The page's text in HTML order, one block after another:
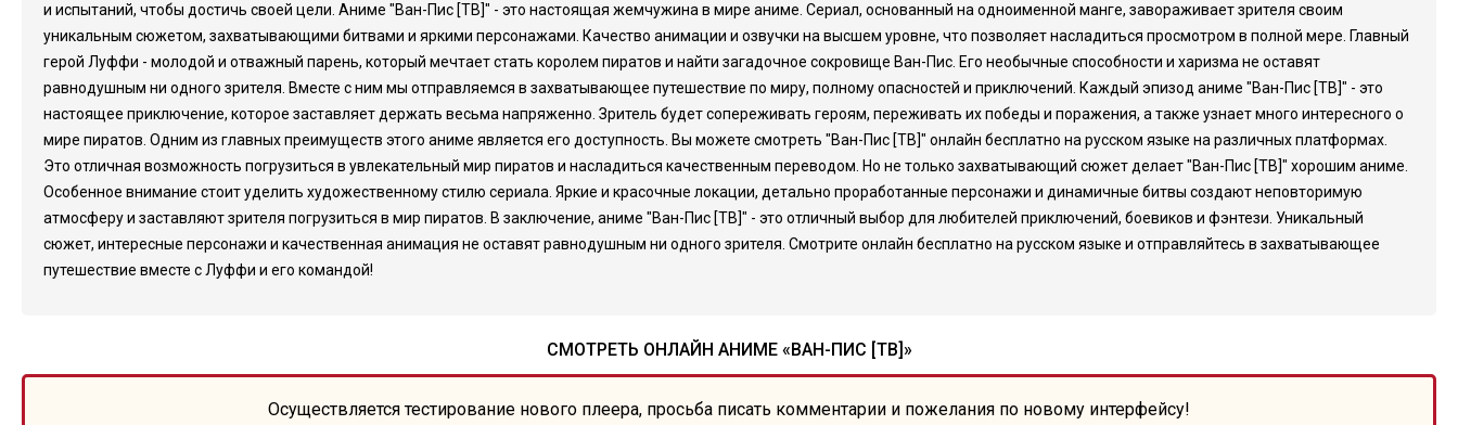
и испытаний, чтобы достичь своей цели. Аниме "Ван-Пис [ТВ]" - это настоящая жемчужина в мире аниме. Сериал, основанный на одноименной манге, завораживает зрителя своим
уникальным сюжетом, захватывающими битвами и яркими персонажами. Качество анимации и озвучки на высшем уровне, что позволяет насладиться просмотром в полной мере. Главный
герой Луффи - молодой и отважный парень, который мечтает стать королем пиратов и найти загадочное сокровище Ван-Пис. Его необычные способности и харизма не оставят
равнодушным ни одного зрителя. Вместе с ним мы отправляемся в захватывающее путешествие по миру, полному опасностей и приключений. Каждый эпизод аниме "Ван-Пис [ТВ]" - это
настоящее приключение, которое заставляет держать весьма напряженно. Зритель будет сопереживать героям, переживать их победы и поражения, а также узнает много интересного о
мире пиратов. Одним из главных преимуществ этого аниме является его доступность. Вы можете смотреть "Ван-Пис [ТВ]" онлайн бесплатно на русском языке на различных платформах.
Это отличная возможность погрузиться в увлекательный мир пиратов и насладиться качественным переводом. Но не только захватывающий сюжет делает "Ван-Пис [ТВ]" хорошим аниме.
Особенное внимание стоит уделить художественному стилю сериала. Яркие и красочные локации, детально проработанные персонажи и динамичные битвы создают неповторимую
атмосферу и заставляют зрителя погрузиться в мир пиратов. В заключение, аниме "Ван-Пис [ТВ]" - это отличный выбор для любителей приключений, боевиков и фэнтези. Уникальный
сюжет, интересные персонажи и качественная анимация не оставят равнодушным ни одного зрителя. Смотрите онлайн бесплатно на русском языке и отправляйтесь в захватывающее
путешествие вместе с Луффи и его командой!
СМОТРЕТЬ ОНЛАЙН АНИМЕ «ВАН-ПИС [ТВ]»
Осуществляется тестирование нового плеера, просьба писать комментарии и пожелания по новому интерфейсу!